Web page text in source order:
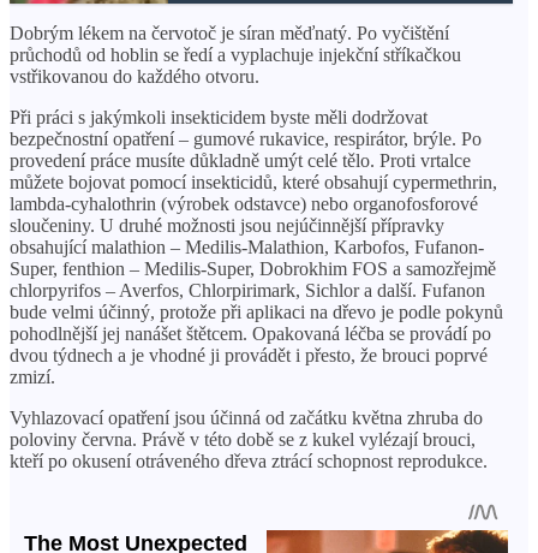
Dobrým lékem na červotoč je síran měďnatý. Po vyčištění
průchodů od hoblin se ředí a vyplachuje injekční stříkačkou
vstřikovanou do každého otvoru.
Při práci s jakýmkoli insekticidem byste měli dodržovat
bezpečnostní opatření – gumové rukavice, respirátor, brýle. Po
provedení práce musíte důkladně umýt celé tělo. Proti vrtalce
můžete bojovat pomocí insekticidů, které obsahují cypermethrin,
lambda-cyhalothrin (výrobek odstavce) nebo organofosforové
sloučeniny. U druhé možnosti jsou nejúčinnější přípravky
obsahující malathion – Medilis-Malathion, Karbofos, Fufanon-
Super, fenthion – Medilis-Super, Dobrokhim FOS a samozřejmě
chlorpyrifos – Averfos, Chlorpirimark, Sichlor a další. Fufanon
bude velmi účinný, protože při aplikaci na dřevo je podle pokynů
pohodlnější jej nanášet štětcem. Opakovaná léčba se provádí po
dvou týdnech a je vhodné ji provádět i přesto, že brouci poprvé
zmizí.
Vyhlazovací opatření jsou účinná od začátku května zhruba do
poloviny června. Právě v této době se z kukel vylézají brouci,
kteří po okusení otráveného dřeva ztrácí schopnost reprodukce.